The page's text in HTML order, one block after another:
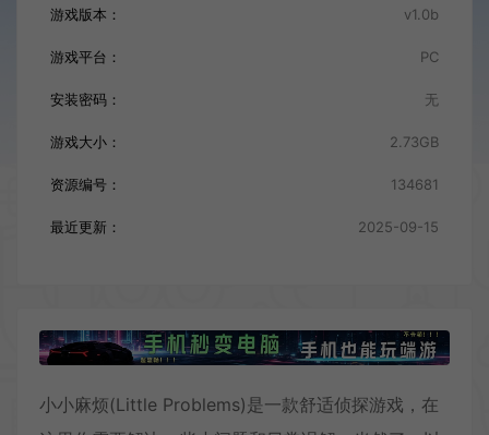
游戏版本： v1.0b
游戏平台： PC
安装密码： 无
游戏大小： 2.73GB
资源编号： 134681
最近更新： 2025-09-15
小小麻烦(Little Problems)是一款舒适侦探游戏，在